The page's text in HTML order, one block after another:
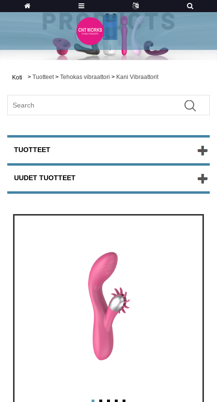
Koti > Tuotteet > Tehokas vibraattori > Kani Vibraattorit
TUOTTEET
UUDET TUOTTEET